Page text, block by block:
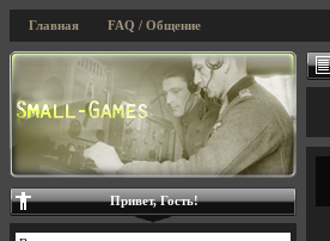
Главная FAQ / Общение
Привет, Гость!